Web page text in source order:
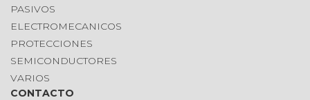
PASIVOS
ELECTROMECANICOS
PROTECCIONES
SEMICONDUCTORES
VARIOS
CONTACTO